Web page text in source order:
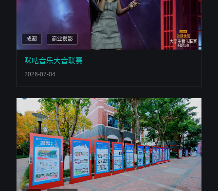
成都 商业摄影
咪咕音乐大音联赛
2026-07-04